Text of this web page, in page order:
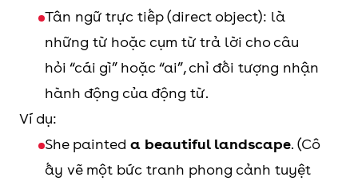
Tân ngữ trực tiếp (direct object): là
những từ hoặc cụm từ trả lời cho câu
hỏi “cái gì” hoặc “ai”, chỉ đối tượng nhận
hành động của động từ.
Ví dụ:
She painted a beautiful landscape. (Cô
ấy vẽ một bức tranh phong cảnh tuyệt